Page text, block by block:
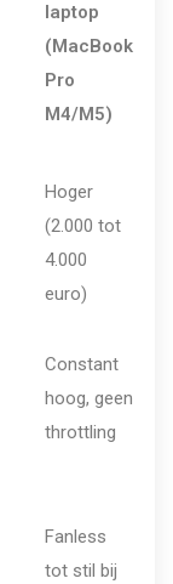
laptop
(MacBook
Pro
M4/M5)
Hoger
(2.000 tot
4.000
euro)
Constant
hoog, geen
throttling
Fanless
tot stil bij